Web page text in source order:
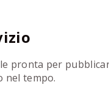
pronta per
nel tempo.